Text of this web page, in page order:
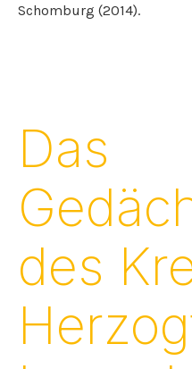
Schomburg (2014).
Das
des